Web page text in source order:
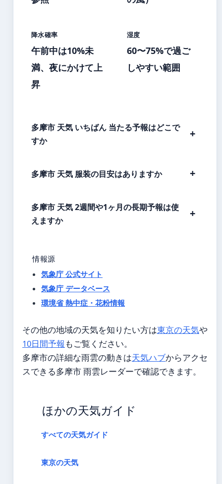
降水確率
午前中は10%未
満、夜にかけて上
昇
湿度
60〜75%で過ご
しやすい範囲
多摩市 天気 いちばん 当たる予報はどこで
すか
多摩市 天気 服装の目安はありますか
多摩市 天気 2週間や1ヶ月の長期予報は使
えますか
情報源
気象庁 公式サイト
気象庁 データベース
環境省 熱中症・花粉情報
その他の地域の天気を知りたい方は東京の天気や
10日間予報 もご覧ください。
多摩市の詳細な雨雲の動きは天気ハブからアクセ
スできる多摩市 雨雲レーダーで確認できます。
ほかの天気ガイド
すべての天気ガイド
東京の天気